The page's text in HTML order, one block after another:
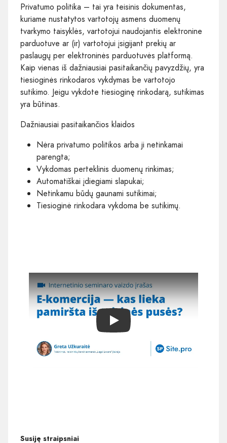
Privatumo politika – tai yra teisinis dokumentas,
kuriame nustatytos vartotojų asmens duomenų
tvarkymo taisyklės, vartotojui naudojantis elektronine
parduotuve ar (ir) vartotojui įsigijant prekių ar
paslaugų per elektroninės parduotuvės platformą.
Kaip vienas iš dažniausiai pasitaikančių pavyzdžių, yra
tiesioginės rinkodaros vykdymas be vartotojo
sutikimo. Jeigu vykdote tiesioginę rinkodarą, sutikimas
yra būtinas.
Dažniausiai pasitaikančios klaidos
Nėra privatumo politikos arba ji netinkamai
parengta;
Vykdomas perteklinis duomenų rinkimas;
Automatiškai įdiegiami slapukai;
Netinkamu būdų gaunami sutikimai;
Tiesioginė rinkodara vykdoma be sutikimų.
Play
Susiję straipsniai